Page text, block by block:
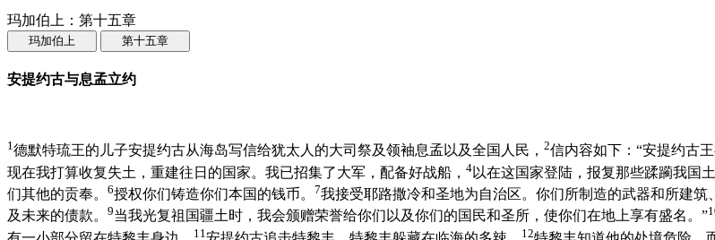
玛加伯上：第十五章
玛加伯上 第十五章
安提约古与息孟立约
1德默特琉王的儿子安提约古从海岛写信给犹太人的大司祭及领袖息孟以及全国人民， 2信内容如下：“安提约古
现在我打算收复失土，重建往日的国家。我已招集了大军，配备好战船， 4 以在这国家登陆，报复那些蹂躏我国
们其他的贡奉。 6授权你们铸造你们本国的钱币。 7我接受耶路撒冷和圣地为自治区。你们所制造的武器和所建筑
及未来的债款。 9当我光复祖国疆土时，我会颁赠荣誉给你们以及你们的国民和圣所，使你们在地上享有盛名。”
11 12